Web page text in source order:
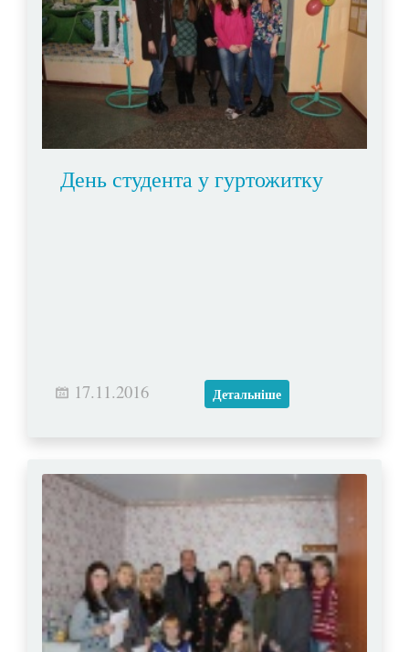
День студента у гуртожитку
17.11.2016 Детальніше